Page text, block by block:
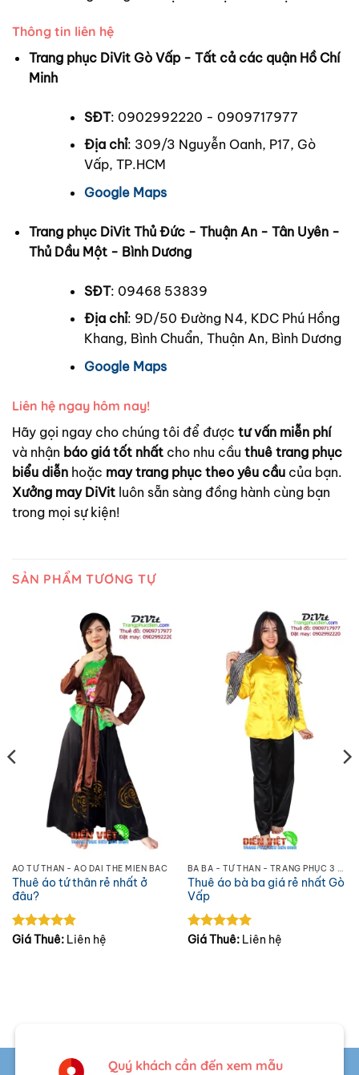
Thông tin liên hệ
Trang phục DiVit Gò Vấp - Tất cả các quận Hồ Chí
Minh
SĐT: 0902992220 - 0909717977
Địa chỉ: 309/3 Nguyễn Oanh, P17, Gò
Vấp, TP.HCM
Google Maps
Trang phục DiVit Thủ Đức - Thuận An - Tân Uyên -
Thủ Dầu Một - Bình Dương
SĐT: 09468 53839
Địa chỉ: 9D/50 Đường N4, KDC Phú Hồng
Khang, Bình Chuẩn, Thuận An, Bình Dương
Google Maps
Liên hệ ngay hôm nay!
Hãy gọi ngay cho chúng tôi để được tư vấn miễn phí
và nhận báo giá tốt nhất cho nhu cầu thuê trang phục
biểu diễn hoặc may trang phục theo yêu cầu của bạn.
Xưởng may DiVit luôn sẵn sàng đồng hành cùng bạn
trong mọi sự kiện!
SẢN PHẨM TƯƠNG TỰ
ÁO TỨ THÂN - ÁO DÀI THE MIỀN BẮC
Thuê áo tứ thân rẻ nhất ở
đâu?
Được xếp
Giá Thuê: Liên hệ
BÀ BA - TỨ THÂN - TRANG PHỤC 3 MIỀN
Thuê áo bà ba giá rẻ nhất Gò
Vấp
Được xếp
Giá Thuê: Liên hệ
Quý khách cần đến xem mẫu